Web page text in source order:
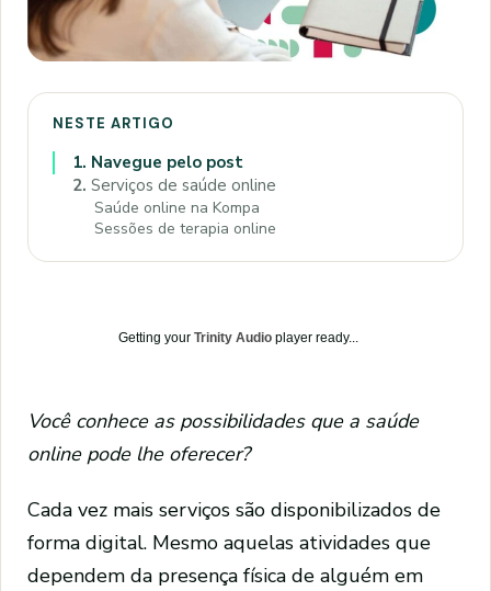
NESTE ARTIGO
1. Navegue pelo post
2. Serviços de saúde online
Saúde online na Kompa
Sessões de terapia online
Getting your Trinity Audio player ready...
Você conhece as possibilidades que a saúde
online pode lhe oferecer?
Cada vez mais serviços são disponibilizados de
forma digital. Mesmo aquelas atividades que
dependem da presença física de alguém em